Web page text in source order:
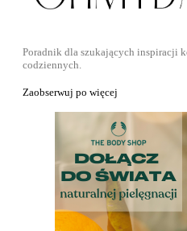
Poradnik dla szukających inspiracji
codziennych.
Zaobserwuj po więcej